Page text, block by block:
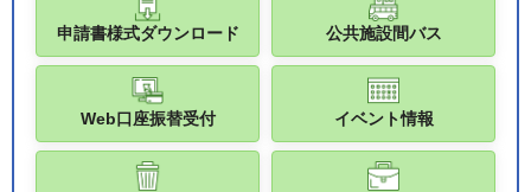
申請書様式ダウンロード 公共施設間バス
Web口座振替受付 イベント情報